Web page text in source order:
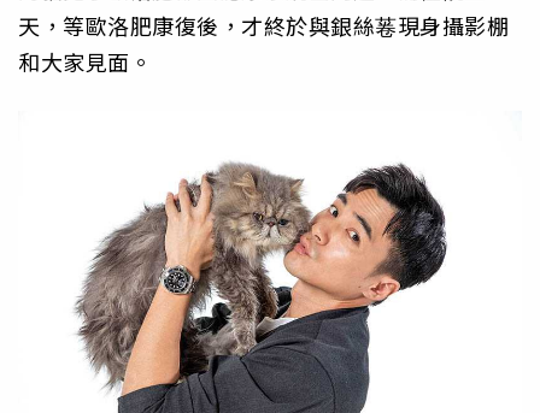
天，等歐洛肥康復後，才終於與銀絲菤現身攝影棚
和大家見面。